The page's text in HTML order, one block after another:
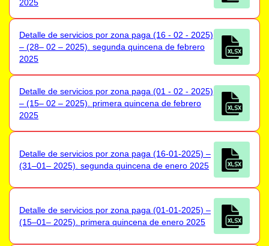
2025
Detalle de servicios por zona paga (16 - 02 - 2025)
– (28– 02 – 2025). segunda quincena de febrero
2025
Detalle de servicios por zona paga (01 - 02 - 2025)
– (15– 02 – 2025). primera quincena de febrero
2025
Detalle de servicios por zona paga (16-01-2025) –
(31–01– 2025). segunda quincena de enero 2025
Detalle de servicios por zona paga (01-01-2025) –
(15–01– 2025). primera quincena de enero 2025